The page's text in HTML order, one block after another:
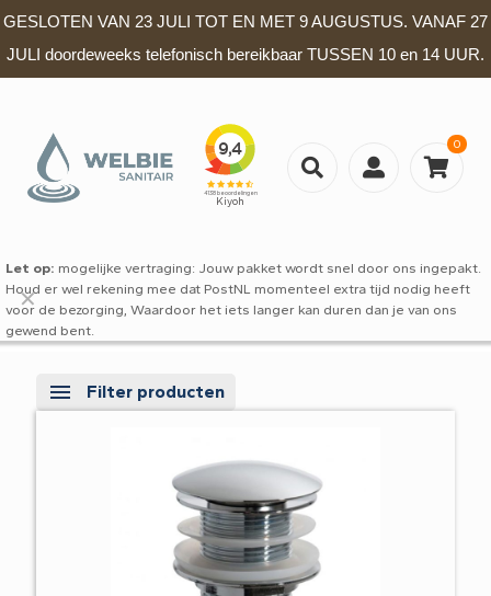
GESLOTEN VAN 23 JULI TOT EN MET 9 AUGUSTUS. VANAF 27
JULI doordeweeks telefonisch bereikbaar TUSSEN 10 en 14 UUR.
0
Let op: mogelijke vertraging: Jouw pakket wordt snel door ons ingepakt.
Houd er wel rekening mee dat PostNL momenteel extra tijd nodig heeft
voor de bezorging, Waardoor het iets langer kan duren dan je van ons
gewend bent.
✕
Filter producten